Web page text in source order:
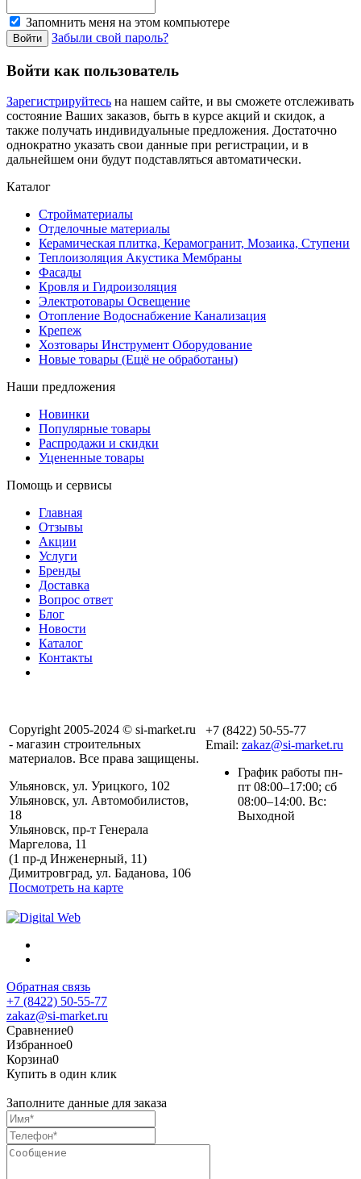
Запомнить меня на этом компьютере
Забыли свой пароль?
Войти как пользователь
Зарегистрируйтесь на нашем сайте, и вы сможете отслеживать
состояние Ваших заказов, быть в курсе акций и скидок, а
также получать индивидуальные предложения. Достаточно
однократно указать свои данные при регистрации, и в
дальнейшем они будут подставляться автоматически.
Каталог
Стройматериалы
Отделочные материалы
Керамическая плитка, Керамогранит, Мозаика, Ступени
Теплоизоляция Акустика Мембраны
Фасады
Кровля и Гидроизоляция
Электротовары Освещение
Отопление Водоснабжение Канализация
Крепеж
Хозтовары Инструмент Оборудование
Новые товары (Ещё не обработаны)
Наши предложения
Новинки
Популярные товары
Распродажи и скидки
Уцененные товары
Помощь и сервисы
Главная
Отзывы
Акции
Услуги
Бренды
Доставка
Вопрос ответ
Блог
Новости
Каталог
Контакты
Copyright 2005-2024 © si-market.ru
- магазин строительных
материалов. Все права защищены.
Ульяновск, ул. Урицкого, 102
Ульяновск, ул. Автомобилистов,
18
Ульяновск, пр-т Генерала
Маргелова, 11
(1 пр-д Инженерный, 11)
Димитровград, ул. Баданова, 106
Посмотреть на карте
+7 (8422) 50-55-77
Email: zakaz@si-market.ru
График работы пн-
пт 08:00–17:00; сб
08:00–14:00. Вс:
Выходной
Обратная связь
+7 (8422) 50-55-77
zakaz@si-market.ru
Сравнение0
Избранное0
Корзина0
Купить в один клик
Заполните данные для заказа